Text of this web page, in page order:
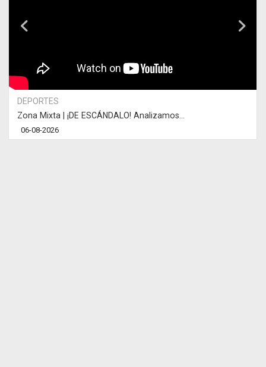
DEPORTES
Zona Mixta | ¡DE ESCÁNDALO! Analizamos...
06-08-2026